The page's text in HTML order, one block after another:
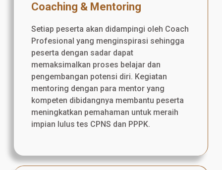
Coaching & Mentoring
Setiap peserta akan didampingi oleh Coach
Profesional yang menginspirasi sehingga
peserta dengan sadar dapat
memaksimalkan proses belajar dan
pengembangan potensi diri. Kegiatan
mentoring dengan para mentor yang
kompeten dibidangnya membantu peserta
meningkatkan pemahaman untuk meraih
impian lulus tes CPNS dan PPPK.